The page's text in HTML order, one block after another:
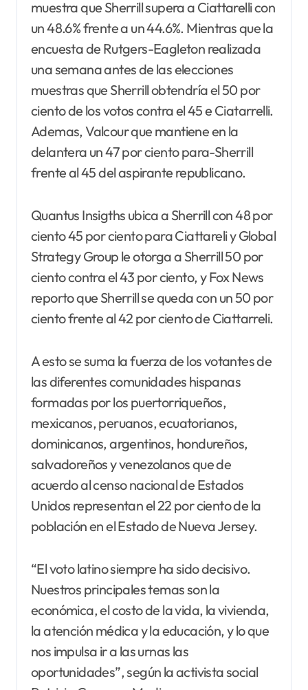
muestra que Sherrill supera a Ciattarelli con
un 48.6% frente a un 44.6%. Mientras que la
encuesta de Rutgers-Eagleton realizada
una semana antes de las elecciones
muestras que Sherrill obtendría el 50 por
ciento de los votos contra el 45 e Ciatarrelli.
Ademas, Valcour que mantiene en la
delantera un 47 por ciento para-Sherrill
frente al 45 del aspirante republicano.
Quantus Insigths ubica a Sherrill con 48 por
ciento 45 por ciento para Ciattareli y Global
Strategy Group le otorga a Sherrill 50 por
ciento contra el 43 por ciento, y Fox News
reporto que Sherrill se queda con un 50 por
ciento frente al 42 por ciento de Ciattarreli.
A esto se suma la fuerza de los votantes de
las diferentes comunidades hispanas
formadas por los puertorriqueños,
mexicanos, peruanos, ecuatorianos,
dominicanos, argentinos, hondureños,
salvadoreños y venezolanos que de
acuerdo al censo nacional de Estados
Unidos representan el 22 por ciento de la
población en el Estado de Nueva Jersey.
“El voto latino siempre ha sido decisivo.
Nuestros principales temas son la
económica, el costo de la vida, la vivienda,
la atención médica y la educación, y lo que
nos impulsa ir a las urnas las
oportunidades”, según la activista social